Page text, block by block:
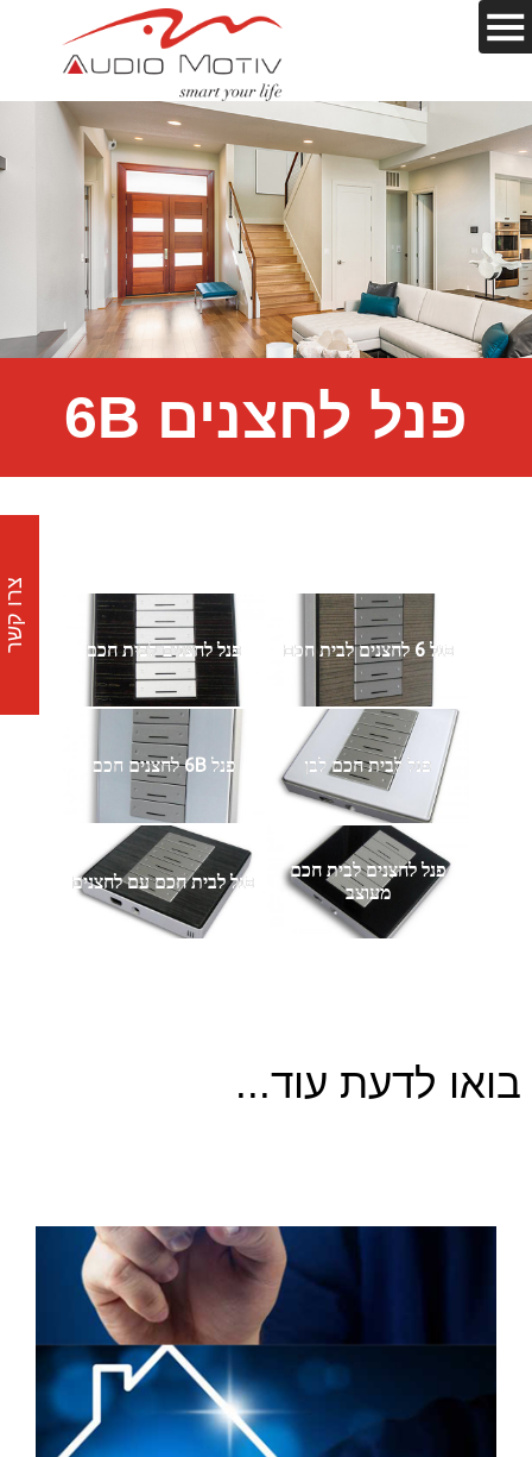
פנל לחצנים 6B
פנל 6 לחצנים לבית חכם פנל לחצנים לבית חכם
פנל לבית חכם לבן פנל 6B לחצנים חכם
פנל לחצנים לבית חכם
מעוצב
פנל לבית חכם עם לחצנים
בואו לדעת עוד...
צרו קשר